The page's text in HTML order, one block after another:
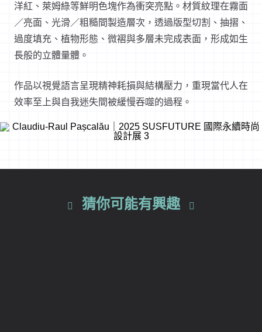
洋紅、萊姆綠等鮮明色塊作為衝突亮點。材質紋理在霧面
／亮面、光滑／粗糙間製造層次，透過版型切割、抽摺、
過度填充、植物形態、微褶與多層未完成表面，形成如生
長般的立體量體。
作品以視覺語言呈現精神耗損與結構壓力，重現當代人在
效率至上與自我迷失間被緩慢吞噬的過程。
猜你可能有興趣